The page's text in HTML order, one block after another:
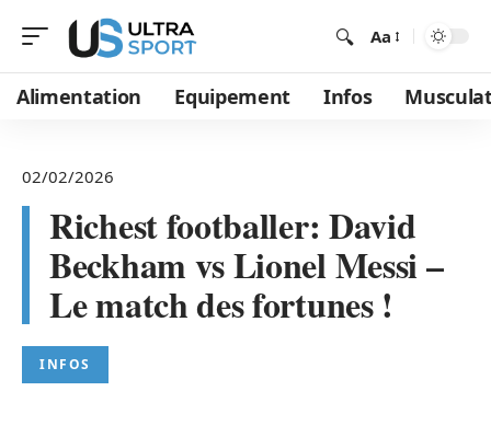
Aa
Alimentation Equipement Infos
02/02/2026
Richest footballer: David
Beckham vs Lionel Messi –
Le match des fortunes !
INFOS